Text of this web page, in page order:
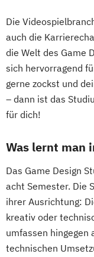
Die
auch die
die Welt des Game
sich hervorragend
gerne zockst und
– dann ist das
für dich!
Was lernt man
Das Game Design
acht Semester. Die
ihrer Ausrichtung:
kreativ oder
umfassen
technischen